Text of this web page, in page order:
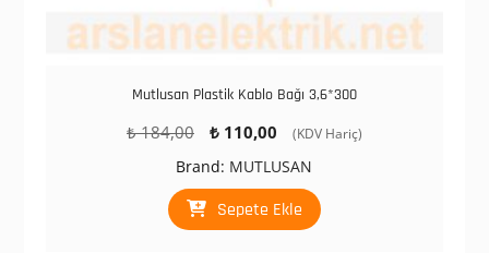
Mutlusan Plastik Kablo Bağı 3,6*300
₺184,00
Orijinal
₺ 184,00.
₺110,00
Şu
fiyat:
₺ 110,00.
(KDV Hariç)
Brand: MUTLUSAN
Sepete Ekle